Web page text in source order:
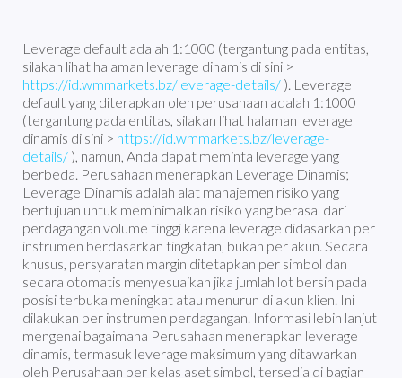
Leverage default adalah 1:1000 (tergantung pada entitas,
silakan lihat halaman leverage dinamis di sini >
https://id.wmmarkets.bz/leverage-details/ ). Leverage
default yang diterapkan oleh perusahaan adalah 1:1000
(tergantung pada entitas, silakan lihat halaman leverage
dinamis di sini > https://id.wmmarkets.bz/leverage-
details/ ), namun, Anda dapat meminta leverage yang
berbeda. Perusahaan menerapkan Leverage Dinamis;
Leverage Dinamis adalah alat manajemen risiko yang
bertujuan untuk meminimalkan risiko yang berasal dari
perdagangan volume tinggi karena leverage didasarkan per
instrumen berdasarkan tingkatan, bukan per akun. Secara
khusus, persyaratan margin ditetapkan per simbol dan
secara otomatis menyesuaikan jika jumlah lot bersih pada
posisi terbuka meningkat atau menurun di akun klien. Ini
dilakukan per instrumen perdagangan. Informasi lebih lanjut
mengenai bagaimana Perusahaan menerapkan leverage
dinamis, termasuk leverage maksimum yang ditawarkan
oleh Perusahaan per kelas aset simbol, tersedia di bagian